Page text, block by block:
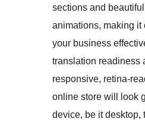
sections and
animations, making it
your business
translation readiness
responsive, retina-
online store will look
device, be it desktop,